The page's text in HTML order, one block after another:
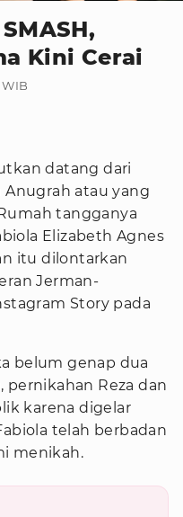
Kini Cerai
datang dari
Anugrah atau yang
tangganya
Elizabeth Agnes
itu dilontarkan
Jerman-
Story pada
belum genap dua
pernikahan Reza dan
karena digelar
telah berbadan
menikah.